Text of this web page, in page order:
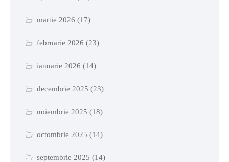
martie 2026 (17)
februarie 2026 (23)
ianuarie 2026 (14)
decembrie 2025 (23)
noiembrie 2025 (18)
octombrie 2025 (14)
septembrie 2025 (14)